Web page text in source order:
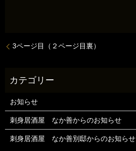
3ページ目（２ページ目裏）
お知らせ
刺身居酒屋 なか善からのお知らせ
刺身居酒屋 なか善別邸からのお知らせ